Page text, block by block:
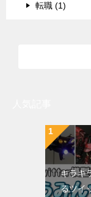
転職 (1)
キラキ
るツイ